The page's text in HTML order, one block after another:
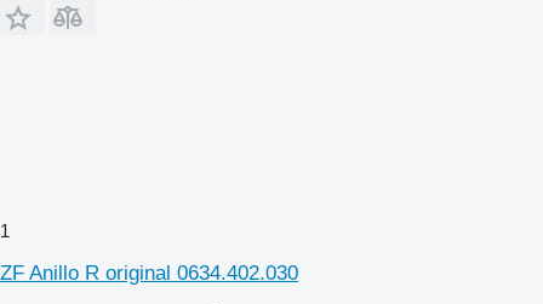
1
ZF Anillo R original 0634.402.030